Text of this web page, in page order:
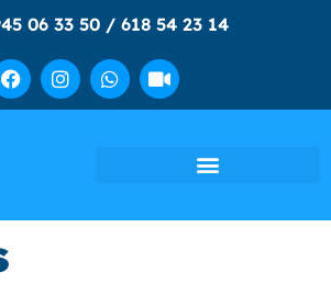
06 33 50 / 618 54 23 14